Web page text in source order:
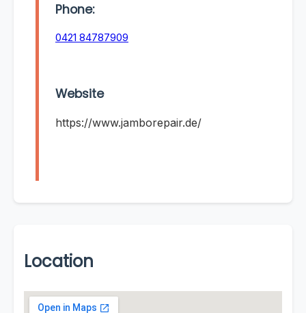
Phone:
0421 84787909
Website
https://www.jamborepair.de/
Location